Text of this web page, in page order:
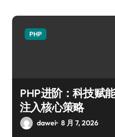
PHP
PHP进阶：科技赋
注入核心策略
dawei 8 月 7, 2026